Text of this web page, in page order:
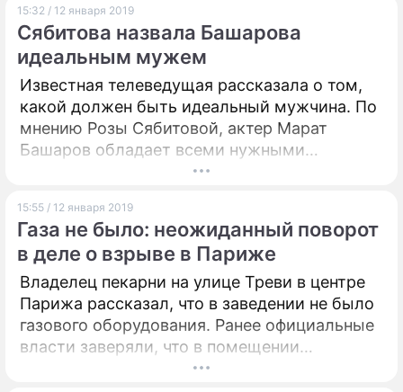
15:32 / 12 января 2019
Сябитова назвала Башарова
идеальным мужем
Известная телеведущая рассказала о том,
какой должен быть идеальный мужчина. По
мнению Розы Сябитовой, актер Марат
Башаров обладает всеми нужными
15:55 / 12 января 2019
Газа не было: неожиданный поворот
в деле о взрыве в Париже
Владелец пекарни на улице Треви в центре
Парижа рассказал, что в заведении не было
газового оборудования. Ранее официальные
власти заверяли, что в помещении
сдетонировал именно газ.